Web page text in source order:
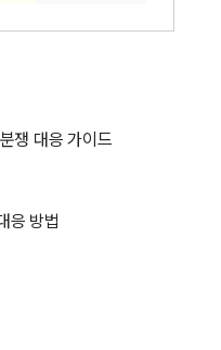
쟁 대응 가이드
응 방법